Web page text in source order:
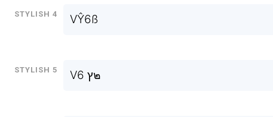
Stylish 4 VŶ6ß
Stylish 5 Vץ 6๒